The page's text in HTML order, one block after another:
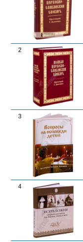
2
3
4